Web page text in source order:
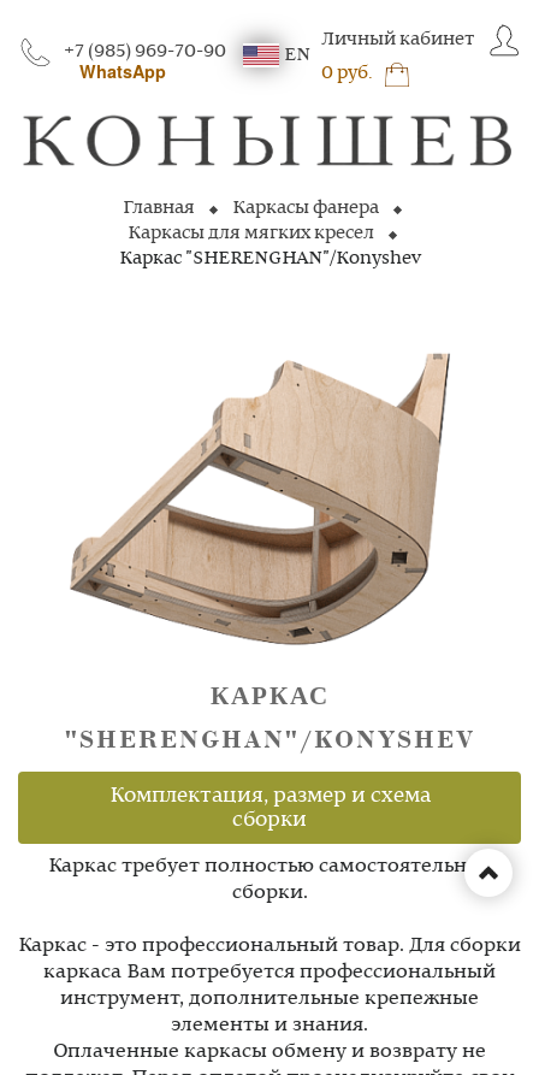
+7 (985) 969-70-90
WhatsApp
EN
Личный кабинет
0 руб.
Главная
Каркасы фанера
Каркасы для мягких кресел
Каркас "SHERENGHAN"/Konyshev
КАРКАС
"SHERENGHAN"/KONYSHEV
Комплектация, размер и схема
сборки
Каркас требует полностью самостоятельной
сборки.
Каркас - это профессиональный товар. Для сборки
каркаса Вам потребуется профессиональный
инструмент, дополнительные крепежные
элементы и знания.
Оплаченные каркасы обмену и возврату не